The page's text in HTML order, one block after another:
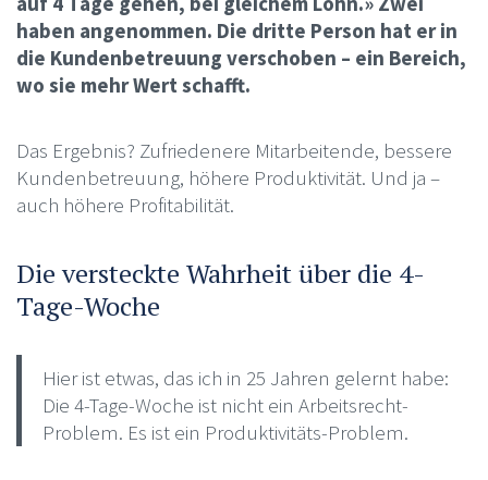
haben angenommen. Die dritte Person hat er in
die Kundenbetreuung verschoben – ein Bereich,
wo sie mehr Wert schafft.
Das Ergebnis? Zufriedenere Mitarbeitende, bessere
Kundenbetreuung, höhere Produktivität. Und ja –
auch höhere Profitabilität.
Die versteckte Wahrheit über die 4-
Tage-Woche
Hier ist etwas, das ich in 25 Jahren gelernt habe:
Die 4-Tage-Woche ist nicht ein Arbeitsrecht-
Problem. Es ist ein Produktivitäts-Problem.